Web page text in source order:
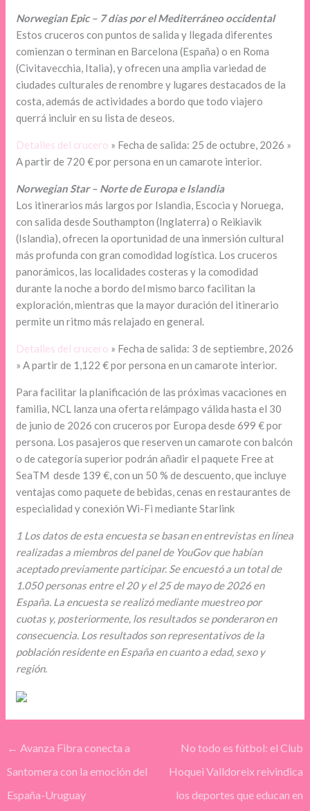
Norwegian Epic – 7 días por el Mediterráneo occidental
Estos cruceros con puntos de salida y llegada diferentes
comienzan o terminan en Barcelona (España) o en Roma
(Civitavecchia, Italia), y ofrecen una amplia variedad de
ciudades culturales de renombre y lugares destacados de la
costa, además de actividades a bordo que todo viajero
querrá incluir en su lista de deseos.
Detalles del crucero » Fecha de salida: 25 de octubre, 2026 »
A partir de 720 € por persona en un camarote interior.
Norwegian Star – Norte de Europa e Islandia
Los itinerarios más largos por Islandia, Escocia y Noruega,
con salida desde Southampton (Inglaterra) o Reikiavik
(Islandia), ofrecen la oportunidad de una inmersión cultural
más profunda con gran comodidad logística. Los cruceros
panorámicos, las localidades costeras y la comodidad
durante la noche a bordo del mismo barco facilitan la
exploración, mientras que la mayor duración del itinerario
permite un ritmo más relajado en general.
Detalles del crucero » Fecha de salida: 3 de septiembre, 2026
» A partir de 1,122 € por persona en un camarote interior.
Para facilitar la planificación de las próximas vacaciones en
familia, NCL lanza una oferta relámpago válida hasta el 30
de junio de 2026 con cruceros por Europa desde 699 € por
persona. Los pasajeros que reserven un camarote con balcón
o de categoría superior podrán añadir el paquete Free at
SeaTM desde 139 €, con un 50 % de descuento, que incluye
ventajas como paquete de bebidas, cenas en restaurantes de
especialidad y conexión Wi-Fi mediante Starlink
1 Los datos de esta encuesta se basan en entrevistas en línea
realizadas a miembros del panel de YouGov que habían
aceptado previamente participar. Se encuestó a un total de
1.050 personas entre el 20 y el 25 de mayo de 2026 en
España. La encuesta se realizó mediante muestreo por
cuotas y, posteriormente, los resultados se ponderaron en
consecuencia. Los resultados son representativos de la
población residente en España en cuanto a edad, sexo y
región.
← Avanza Fibra conecta a
Santomera con la emoción del
España-Uruguay
No todo es fútbol: el Club
Hoquei Valldoreix reivindica
los deportes que educan en